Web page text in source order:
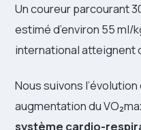
Un coureur parcourant
estimé d’environ 55 ml/
international atteignent
Nous suivons
augmentation du
système cardio-